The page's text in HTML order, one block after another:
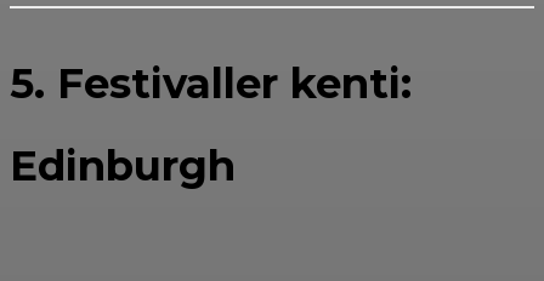
5. Festivaller kenti:
Edinburgh